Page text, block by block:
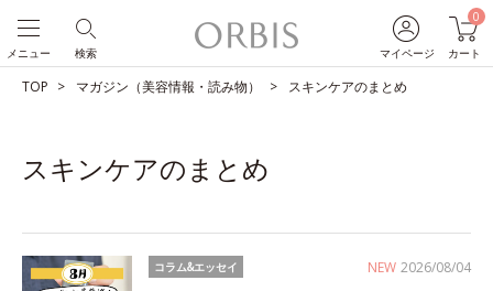
マイページ
0
カート
検索
メニュー
TOP マガジン（美容情報・読み物） スキンケアのまとめ
スキンケアのまとめ
NEW 2026/08/04
コラム&エッセイ